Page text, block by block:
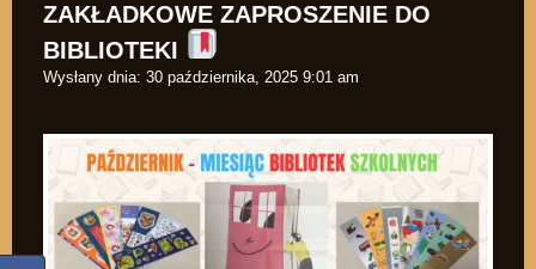
ZAKŁADKOWE ZAPROSZENIE DO
BIBLIOTEKI
Wysłany dnia: 30 października, 2025 9:01 am